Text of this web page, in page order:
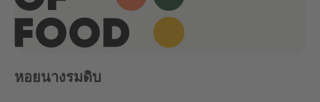
หอยนางรมดิบ